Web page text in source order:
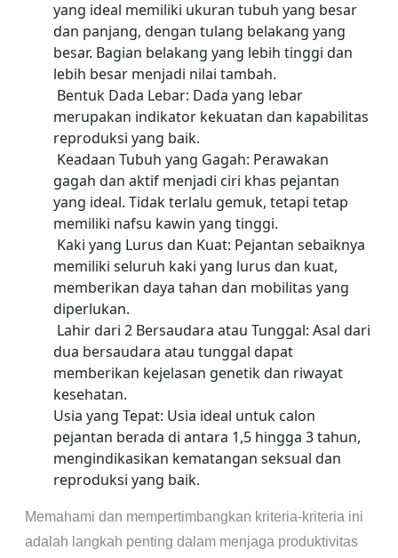
yang ideal memiliki ukuran tubuh yang besar
dan panjang, dengan tulang belakang yang
besar. Bagian belakang yang lebih tinggi dan
lebih besar menjadi nilai tambah.
Bentuk Dada Lebar: Dada yang lebar
merupakan indikator kekuatan dan kapabilitas
reproduksi yang baik.
Keadaan Tubuh yang Gagah: Perawakan
gagah dan aktif menjadi ciri khas pejantan
yang ideal. Tidak terlalu gemuk, tetapi tetap
memiliki nafsu kawin yang tinggi.
Kaki yang Lurus dan Kuat: Pejantan sebaiknya
memiliki seluruh kaki yang lurus dan kuat,
memberikan daya tahan dan mobilitas yang
diperlukan.
Lahir dari 2 Bersaudara atau Tunggal: Asal dari
dua bersaudara atau tunggal dapat
memberikan kejelasan genetik dan riwayat
kesehatan.
Usia yang Tepat: Usia ideal untuk calon
pejantan berada di antara 1,5 hingga 3 tahun,
mengindikasikan kematangan seksual dan
reproduksi yang baik.
Memahami dan mempertimbangkan kriteria-kriteria ini
adalah langkah penting dalam menjaga produktivitas